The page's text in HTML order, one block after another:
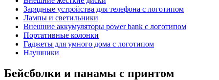
Зарядные устройства для телефона с логотипом
Лампы и светильники
Внешние аккумуляторы power bank с логотипом
Портативные колонки
Гаджеты для умного дома с логотипом
Наушники
Бейсболки и панамы с принтом